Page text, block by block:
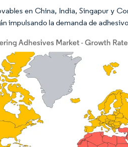
en China, India, Singapur y
impulsando la demanda de